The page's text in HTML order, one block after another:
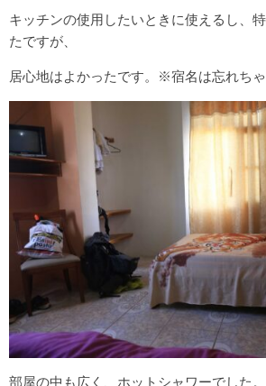
キッチンの使用したいときに使えるし、
たですが、
居心地はよかったです。※宿名は忘れちゃ
部屋の中も広く、ホットシャワーでした。